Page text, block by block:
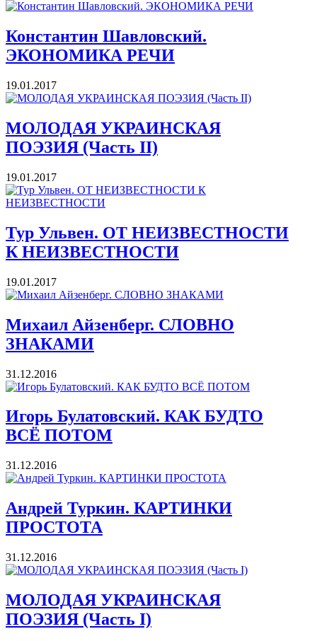
Константин Шавловский.
ЭКОНОМИКА РЕЧИ
19.01.2017
МОЛОДАЯ УКРАИНСКАЯ
ПОЭЗИЯ (Часть II)
19.01.2017
Тур Ульвен. ОТ НЕИЗВЕСТНОСТИ
К НЕИЗВЕСТНОСТИ
19.01.2017
Михаил Айзенберг. СЛОВНО
ЗНАКАМИ
31.12.2016
Игорь Булатовский. КАК БУДТО
ВСЁ ПОТОМ
31.12.2016
Андрей Туркин. КАРТИНКИ
ПРОСТОТА
31.12.2016
МОЛОДАЯ УКРАИНСКАЯ
ПОЭЗИЯ (Часть I)